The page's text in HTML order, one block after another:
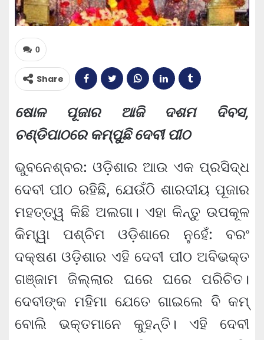
0
Share
ଷୋଳ ପୂଜାର ଆଜି ଦଶମ ଦିବସ,
ଚଣ୍ଡିପାଠରେ କମ୍ପୁଛି ଦେବୀ ପୀଠ
ଭୁବନେଶ୍ବର: ଓଡ଼ିଶାର ଆଉ ଏକ ପ୍ରସିଦ୍ଧ
ଦେବୀ ପୀଠ ରହିଛି, ଯେଉଁଠି ଶାରଦୀୟ ପୂଜାର
ମହତ୍ତ୍ୱ କିଛି ଅଲଗା। ଏହା କିନ୍ତୁ ଉପକୂଳ
କିମ୍ୱା ପଶ୍ଚିମ ଓଡ଼ିଶାରେ ନୁହେଁ: ବରଂ
ଦକ୍ଷଣ ଓଡ଼ିଶାର ଏହି ଦେବୀ ପୀଠ ଅବିଭକ୍ତ
ଗଞ୍ଜାମ ଜିଲ୍ଲାର ଘରେ ଘରେ ପରିଚିତ।
ଦେବୀଙ୍କ ମହିମା ଯେତେ ଗାଇଲେ ବି କମ୍‍
ବୋଲି ଭକ୍ତମାନେ କୁହନ୍ତି। ଏହି ଦେବୀ